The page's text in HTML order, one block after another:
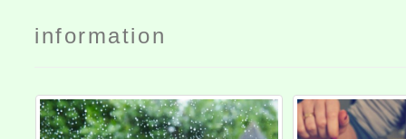
information